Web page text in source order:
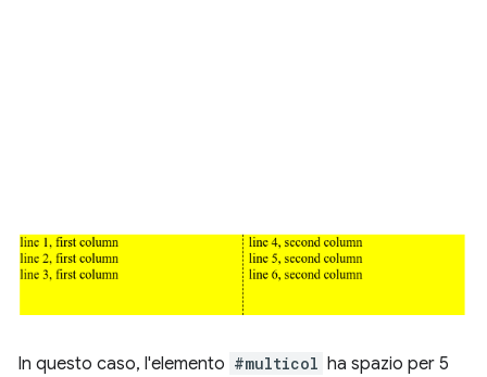
In questo caso, l'elemento #multicol ha spazio per 5